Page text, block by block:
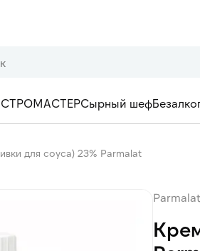
Сырный шеф
для соуса) 23% Parmalat
Parmalat